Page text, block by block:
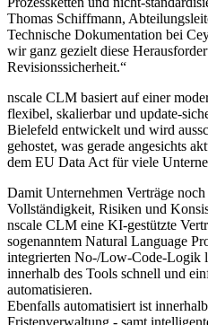
Thomas Schiffmann,
Technische Dokumentation bei
wir ganz gezielt diese
Revisionssicherheit.“
nscale CLM basiert auf einer
flexibel, skalierbar und update-
Bielefeld entwickelt und wird
gehostet, was gerade angesichts
dem EU Data Act für viele
Damit Unternehmen Verträge
Vollständigkeit, Risiken und
nscale CLM eine KI-gestützte
sogenanntem Natural Language
integrierten No-/Low-Code-Logik
innerhalb des Tools schnell und
automatisieren.
Ebenfalls automatisiert ist
Fristenverwaltung - samt